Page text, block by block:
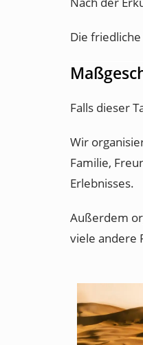
Die
Falls dieser
Wir
Familie,
Erlebnisses.
Außerdem
viele andere